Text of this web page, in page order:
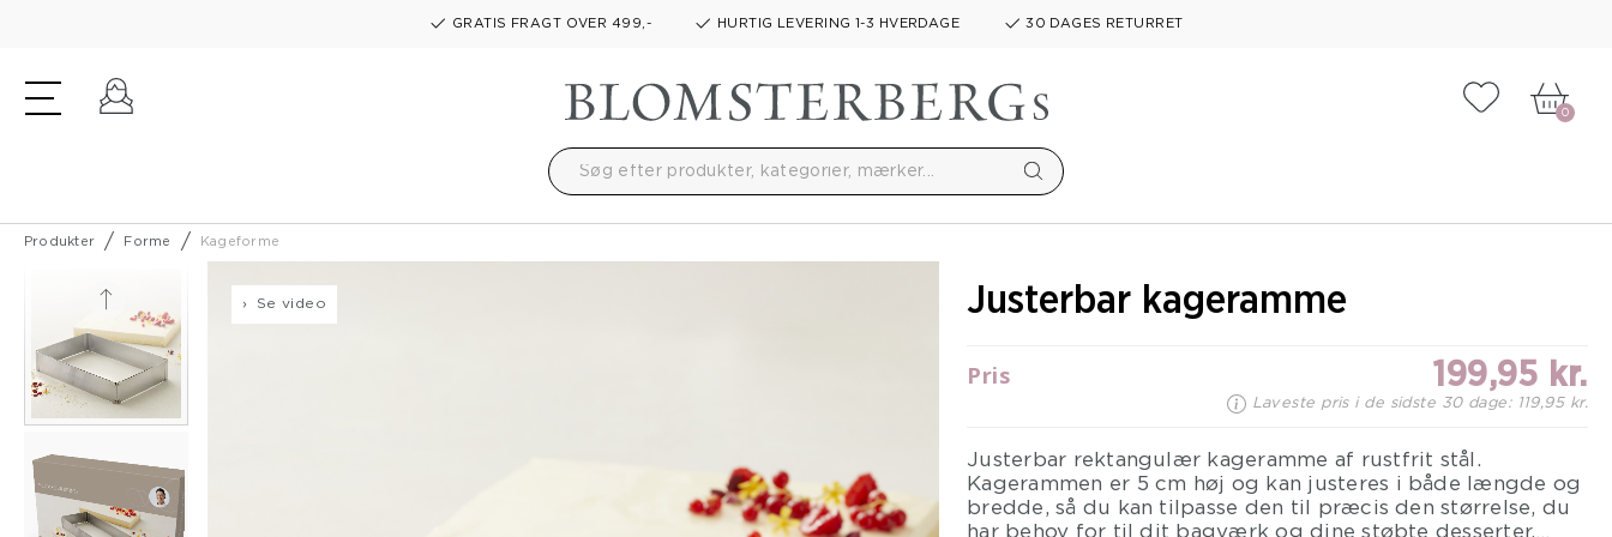
GRATIS FRAGT OVER 499,- HURTIG LEVERING 1-3 HVERDAGE 30 DAGES RETURRET
Tilføj til
0
Produkter Forme Kageforme
Se video Justerbar kageramme
Pris 199,95 kr.
Laveste pris i de sidste 30 dage: 119,95 kr.
Justerbar rektangulær kageramme af rustfrit stål.
Kagerammen er 5 cm høj og kan justeres i både længde og
bredde, så du kan tilpasse den til præcis den størrelse, du
har behov for til dit bagværk og dine støbte desserter.